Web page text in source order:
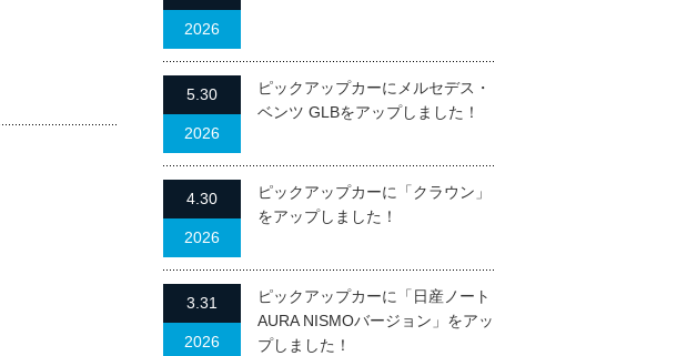
2026
5.30
2026
ピックアップカーにメルセデス・
ベンツ GLBをアップしました！
4.30
2026
ピックアップカーに「クラウン」
をアップしました！
3.31
2026
ピックアップカーに「日産ノート
AURA NISMOバージョン」をアッ
プしました！